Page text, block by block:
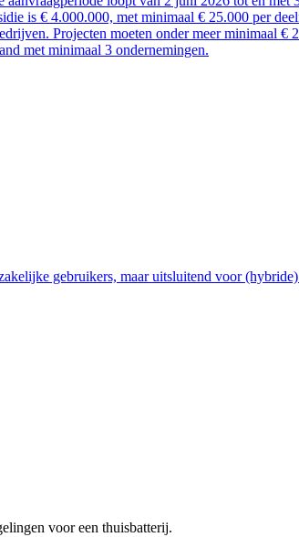
is € 4.000.000, met minimaal € 25.000 per
Projecten moeten onder meer minimaal €
met minimaal 3 ondernemingen.
gebruikers, maar uitsluitend voor
voor een thuisbatterij.